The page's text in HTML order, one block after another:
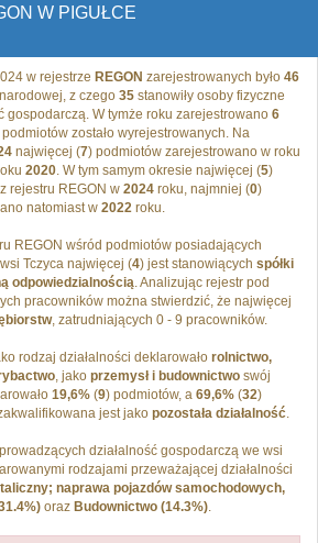
W PIGUŁCE
w rejestrze REGON zarejestrowanych było 46
z czego 35 stanowiły osoby fizyczne
gospodarczą. W tymże roku zarejestrowano 6
podmiotów zostało wyrejestrowanych. Na
najwięcej (7) podmiotów zarejestrowano w roku
2020. W tym samym okresie najwięcej (5)
rejestru REGON w 2024 roku, najmniej (0)
natomiast w 2022 roku.
REGON wśród podmiotów posiadających
Tczyca najwięcej (4) jest stanowiących spółki
odpowiedzialnością. Analizując rejestr pod
pracowników można stwierdzić, że najwięcej
, zatrudniających 0 - 9 pracowników.
rodzaj działalności deklarowało rolnictwo,
, jako przemysł i budownictwo swój
19,6% (9) podmiotów, a 69,6% (32)
jest jako pozostała działalność.
działalność gospodarczą we wsi
rodzajami przeważającej działalności
naprawa pojazdów samochodowych,
oraz Budownictwo (14.3%).